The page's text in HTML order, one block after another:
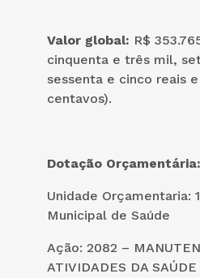
Valor global: R$
cinquenta e três mil,
sessenta e cinco reais
centavos).
Dotação Orçamentária
Unidade Orçamentaria:
Municipal de Saúde
Ação: 2082 –
ATIVIDADES DA